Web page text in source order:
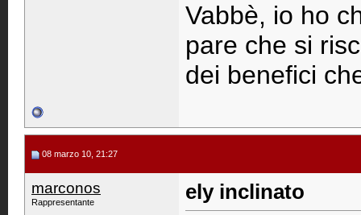
Vabbè, io ho
pare che si
dei benefici
08 marzo 10, 21:27
marconos
Rappresentante ely inclinato